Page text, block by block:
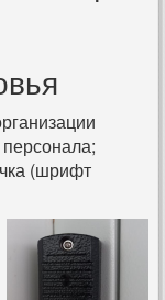
(шрифт